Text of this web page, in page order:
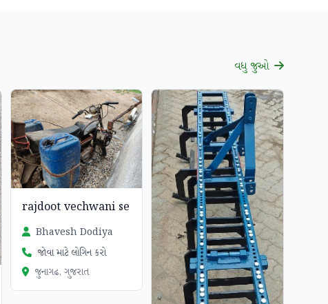
વધુ જુઓ
rajdoot vechwani se
Bhavesh Dodiya
જોવા માટે લોગિન કરો
જુનાગઢ, ગુજરાત